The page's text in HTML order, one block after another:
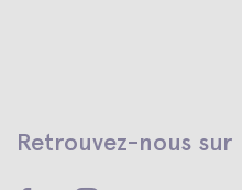
Retrouvez-nous sur